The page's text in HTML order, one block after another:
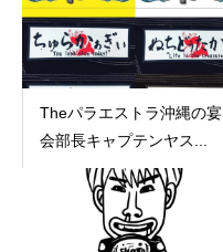
Theパラエストラ沖縄の宴
会部長キャプテンヤス...